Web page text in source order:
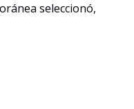
seleccionó,